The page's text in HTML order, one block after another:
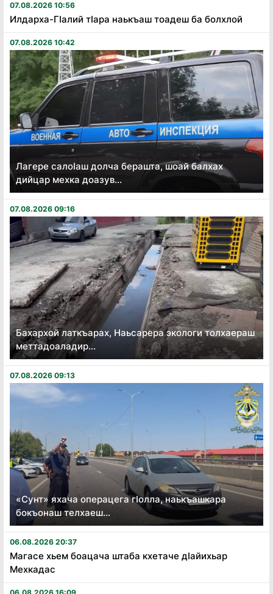
07.08.2026 10:56
Илдарха-Гӏалий тӏара наькъаш тоадеш ба болхлой
07.08.2026 10:42
Лагере салоӏаш долча берашта, шоай балхах
дийцар мехка доазув...
07.08.2026 09:16
Бахархой латкъарах, Наьсарера экологи толхаераш
меттадоаладир...
07.08.2026 09:13
«Сунт» яхача операцега гӏолла, наькъашкара
бокъонаш телхаеш...
06.08.2026 20:37
Магасе хьем боацача штаба кхетаче дӏайихьар
Мехкадас